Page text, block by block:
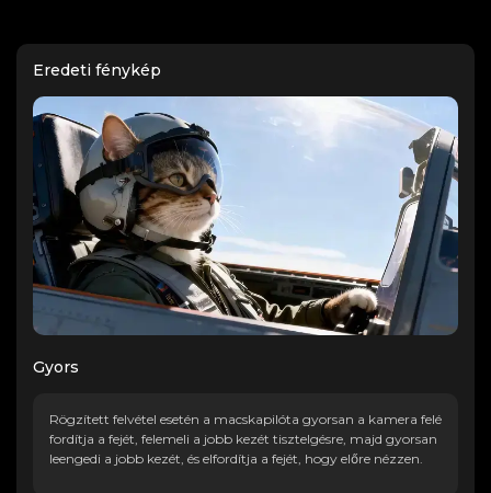
Eredeti fénykép
Gyors
Rögzített felvétel esetén a macskapilóta gyorsan a kamera felé
fordítja a fejét, felemeli a jobb kezét tisztelgésre, majd gyorsan
leengedi a jobb kezét, és elfordítja a fejét, hogy előre nézzen.